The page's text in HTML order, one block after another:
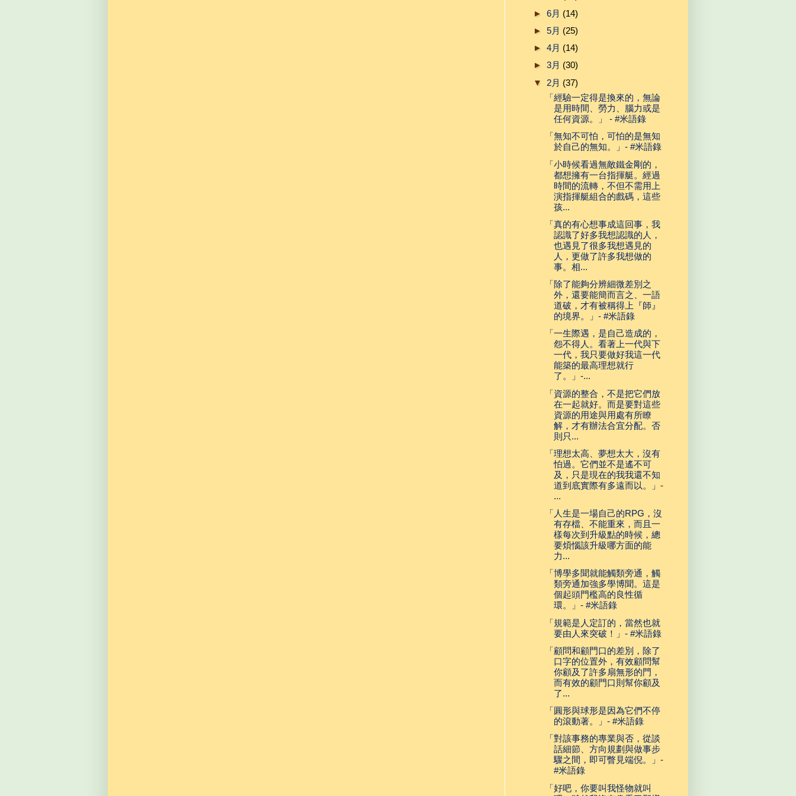
► 6月 (14)
► 5月 (25)
► 4月 (14)
► 3月 (30)
▼
2月 (37)
「經驗一定得是換來的，無論
是用時間、勞力、腦力或是
任何資源。」 - #米語錄
「無知不可怕，可怕的是無知
於自己的無知。」- #米語錄
「小時候看過無敵鐵金剛的，
都想擁有一台指揮艇。經過
時間的流轉，不但不需用上
演指揮艇組合的戲碼，這些
孩...
「真的有心想事成這回事，我
認識了好多我想認識的人，
也遇見了很多我想遇見的
人，更做了許多我想做的
事。相...
「除了能夠分辨細微差別之
外，還要能簡而言之、一語
道破，才有被稱得上『師』
的境界。」- #米語錄
「一生際遇，是自己造成的，
怨不得人。看著上一代與下
一代，我只要做好我這一代
能築的最高理想就行
了。」-...
「資源的整合，不是把它們放
在一起就好。而是要對這些
資源的用途與用處有所瞭
解，才有辦法合宜分配。否
則只...
「理想太高、夢想太大，沒有
怕過。它們並不是遙不可
及，只是現在的我我還不知
道到底實際有多遠而以。」-
...
「人生是一場自己的RPG，沒
有存檔、不能重來，而且一
樣每次到升級點的時候，總
要煩惱該升級哪方面的能
力...
「博學多聞就能觸類旁通，觸
類旁通加強多學博聞。這是
個起頭門檻高的良性循
環。」- #米語錄
「規範是人定訂的，當然也就
要由人來突破！」- #米語錄
「顧問和顧門口的差別，除了
口字的位置外，有效顧問幫
你顧及了許多扇無形的門，
而有效的顧門口則幫你顧及
了...
「圓形與球形是因為它們不停
的滾動著。」- #米語錄
「對該事務的專業與否，從談
話細節、方向規劃與做事步
驟之間，即可瞥見端倪。」-
#米語錄
「好吧，你要叫我怪物就叫